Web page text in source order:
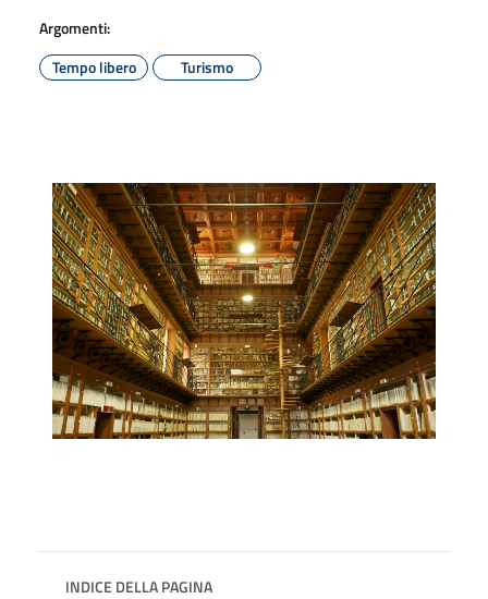
Argomenti:
Tempo libero
Turismo
INDICE DELLA PAGINA